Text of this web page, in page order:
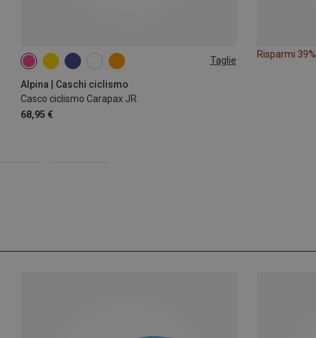
Taglie
Alpina | Caschi ciclismo
Casco ciclismo Carapax JR.
68,95 €
51-56CM
Risparmi 39%